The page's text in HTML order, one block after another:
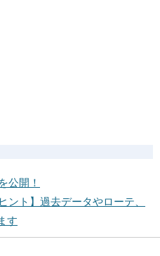
公開！
ント】過去データやローテ、
す